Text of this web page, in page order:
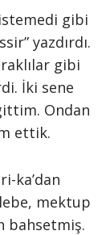
gibi
yazdırdı.
gibi
İki sene
Ondan
ettik.
ka’dan
mektup
bahsetmiş.